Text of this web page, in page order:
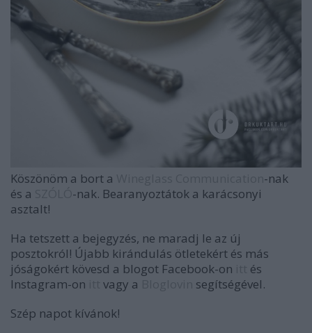
Köszönöm a bort a
-nak
és a
-nak. Bearanyoztátok a karácsonyi
asztalt!
Ha tetszett a bejegyzés, ne maradj le az új
posztokról! Újabb kirándulás ötletekért és más
jóságokért kövesd a blogot Facebook-on
és
Instagram-on
vagy a
segítségével.
Szép napot kívánok!